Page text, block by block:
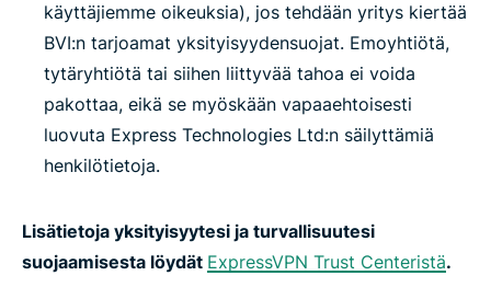
käyttäjiemme oikeuksia), jos tehdään yritys kiertää
BVI:n tarjoamat yksityisyydensuojat. Emoyhtiötä,
tytäryhtiötä tai siihen liittyvää tahoa ei voida
pakottaa, eikä se myöskään vapaaehtoisesti
luovuta Express Technologies Ltd:n säilyttämiä
henkilötietoja.
Lisätietoja yksityisyytesi ja turvallisuutesi
suojaamisesta löydät ExpressVPN Trust Centeristä.